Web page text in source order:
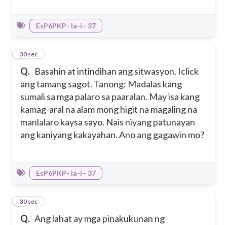
EsP6PKP- Ia-i– 37
Q. Basahin at intindihan ang sitwasyon. Iclick
ang tamang sagot. Tanong: Madalas kang
sumali sa mga palaro sa paaralan. May isa kang
kamag-aral na alam mong higit na magaling na
manlalaro kaysa sayo. Nais niyang patunayan
ang kaniyang kakayahan. Ano ang gagawin mo?
7
30 sec
EsP6PKP- Ia-i– 37
Q. Ang lahat ay mga pinakukunan ng
8
30 sec